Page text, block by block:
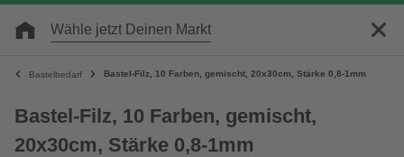
Wähle jetzt Deinen Markt
Bastelbedarf Bastel-Filz, 10 Farben, gemischt, 20x30cm, Stärke 0,8-1mm
Bastel-Filz, 10 Farben, gemischt,
20x30cm, Stärke 0,8-1mm